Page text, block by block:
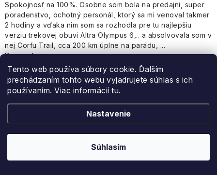
Tento web používa súbory cookie. Ďalším
prechádzaním tohto webu vyjadrujete súhlas s ich
používaním. Viac informácií tu.
Nastavenie
Súhlasím
Spokojnosť na 100%. Osobne som bola na predajni, super
poradenstvo, ochotný personál, ktorý sa mi venoval takmer
2 hodiny a vďaka nim som sa rozhodla pre tu najlepšiu
verziu trekovej obuvi Altra Olympus 6,.. a absolvovala som v
nej Corfu Trail, cca 200 km úplne na parádu, ...
Doporučujem
Sledujte nás na Instagrame
ZOBRAZIŤ PROFIL